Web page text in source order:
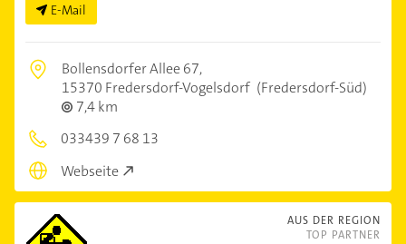
E-Mail
Bollensdorfer Allee 67,
15370 Fredersdorf-Vogelsdorf (Fredersdorf-Süd)
7,4 km
033439 7 68 13
Webseite
AUS DER REGION
TOP PARTNER